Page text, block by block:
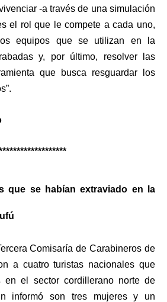
-a través de una simulación
el rol que le compete a cada uno,
equipos que se utilizan en la
y, por último, resolver las
que busca resguardar los
que se habían extraviado en la
Comisaría de Carabineros de
a cuatro turistas nacionales que
en el sector cordillerano norte de
informó son tres mujeres y un